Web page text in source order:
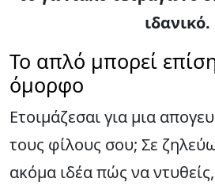
ιδανικό.
Το απλό μπορεί
όμορφο
Ετοιμάζεσαι για μια
τους φίλους σου; Σε
ακόμα ιδέα πώς να